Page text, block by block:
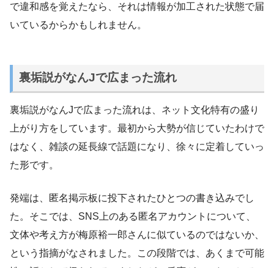
で違和感を覚えたなら、それは情報が加工された状態で届
いているからかもしれません。
裏垢説がなんJで広まった流れ
裏垢説がなんJで広まった流れは、ネット文化特有の盛り
上がり方をしています。最初から大勢が信じていたわけで
はなく、雑談の延長線で話題になり、徐々に定着していっ
た形です。
発端は、匿名掲示板に投下されたひとつの書き込みでし
た。そこでは、SNS上のある匿名アカウントについて、
文体や考え方が梅原裕一郎さんに似ているのではないか、
という指摘がなされました。この段階では、あくまで可能